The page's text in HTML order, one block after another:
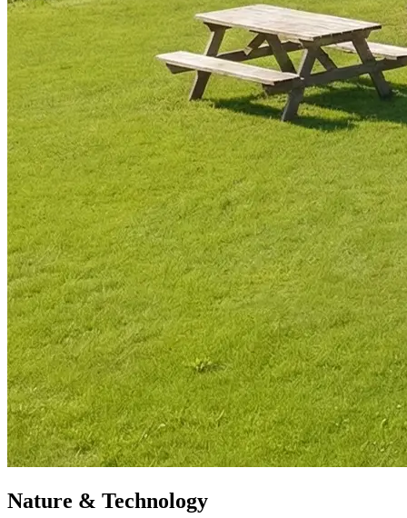
Nature & Technology